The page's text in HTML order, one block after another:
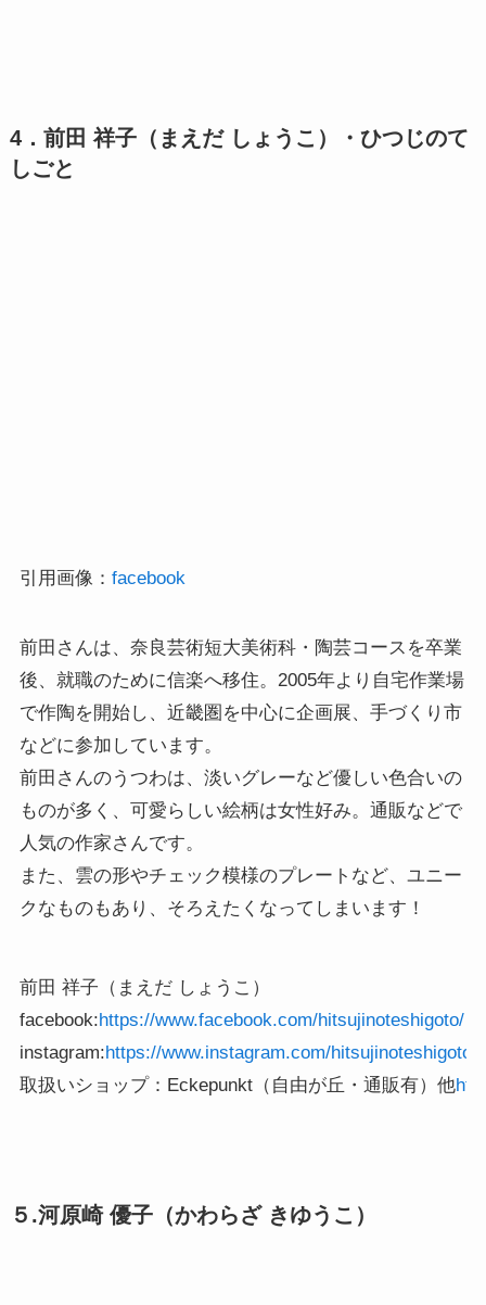
4．前田 祥子（まえだ しょうこ）・ひつじのて
しごと
引用画像： facebook
前田さんは、奈良芸術短大美術科・陶芸コースを卒業
後、就職のために信楽へ移住。2005年より自宅作業場
で作陶を開始し、近畿圏を中心に企画展、手づくり市
などに参加しています。
前田さんのうつわは、淡いグレーなど優しい色合いの
ものが多く、可愛らしい絵柄は女性好み。通販などで
人気の作家さんです。
また、雲の形やチェック模様のプレートなど、ユニー
クなものもあり、そろえたくなってしまいます！
前田 祥子（まえだ しょうこ）
facebook:https://www.facebook.com/hitsujinoteshigoto/
instagram:
取扱いショップ：Eckepunkt（自由が丘・通販有）他
５.河原崎 優子（かわらざ きゆうこ）